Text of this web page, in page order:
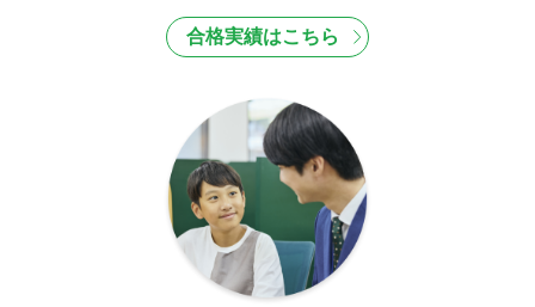
合格実績はこちら